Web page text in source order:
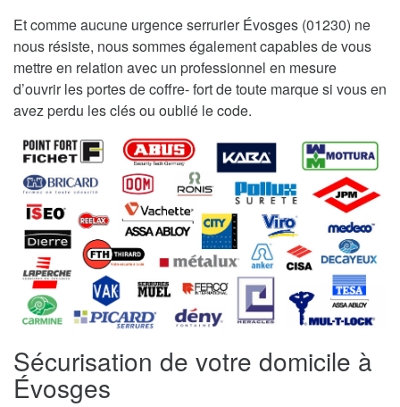
Et comme aucune urgence serrurier Évosges (01230) ne
nous résiste, nous sommes également capables de vous
mettre en relation avec un professionnel en mesure
d’ouvrir les portes de coffre- fort de toute marque si vous en
avez perdu les clés ou oublié le code.
Sécurisation de votre domicile à
Évosges